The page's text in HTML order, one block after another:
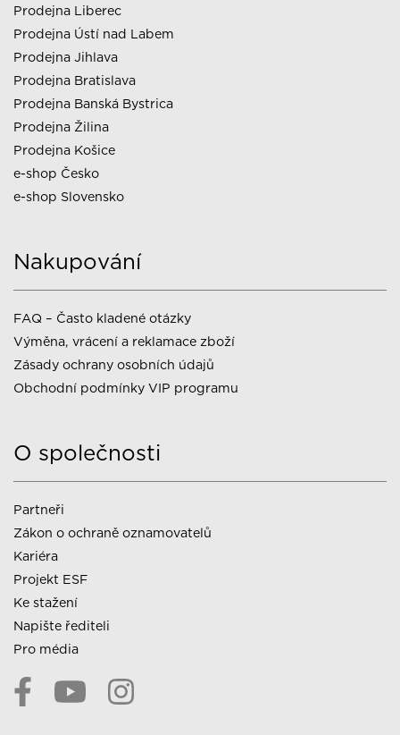
Prodejna Liberec
Prodejna Ústí nad Labem
Prodejna Jihlava
Prodejna Bratislava
Prodejna Banská Bystrica
Prodejna Žilina
Prodejna Košice
e-shop Česko
e-shop Slovensko
Nakupování
FAQ – Často kladené otázky
Výměna, vrácení a reklamace zboží
Zásady ochrany osobních údajů
Obchodní podmínky VIP programu
O společnosti
Partneři
Zákon o ochraně oznamovatelů
Kariéra
Projekt ESF
Ke stažení
Napište řediteli
Pro média